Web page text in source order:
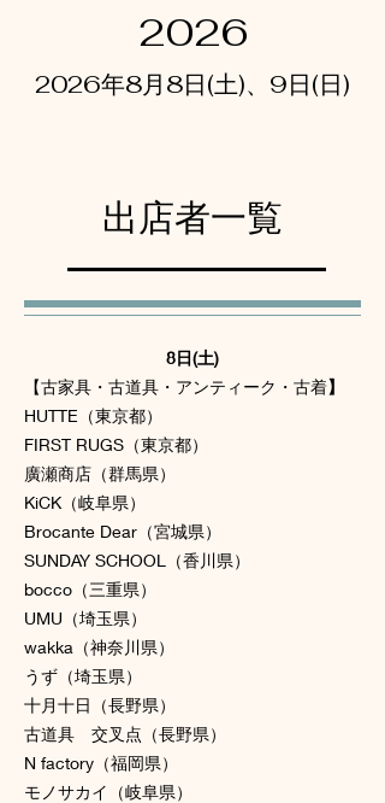
2026
2026年8月8日(土)、9日(日)
出店者一覧
8日(土)
【古家具・古道具・アンティーク・古着】
HUTTE（東京都）
FIRST RUGS（東京都）
廣瀬商店（群馬県）
KiCK（岐阜県）
Brocante Dear（宮城県）
SUNDAY SCHOOL（香川県）
bocco（三重県）
UMU（埼玉県）
wakka（神奈川県）
うず（埼玉県）
十月十日（長野県）
古道具 交叉点（長野県）
N factory（福岡県）
モノサカイ（岐阜県）